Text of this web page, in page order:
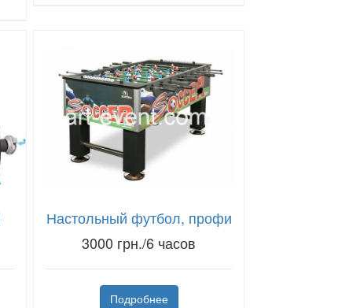
Настольный футбол, профи
3000 грн./6 часов
Подробнее